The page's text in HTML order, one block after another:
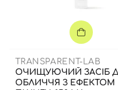
TRANSPARENT-LAB
ОЧИЩУЮЧИЙ ЗАСІБ
ОБЛИЧЧЯ З ЕФЕКТОМ